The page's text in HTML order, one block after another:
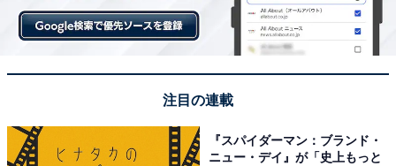
注目の連載
『スパイダーマン：ブランド・
ニュー・デイ』が「史上もっと